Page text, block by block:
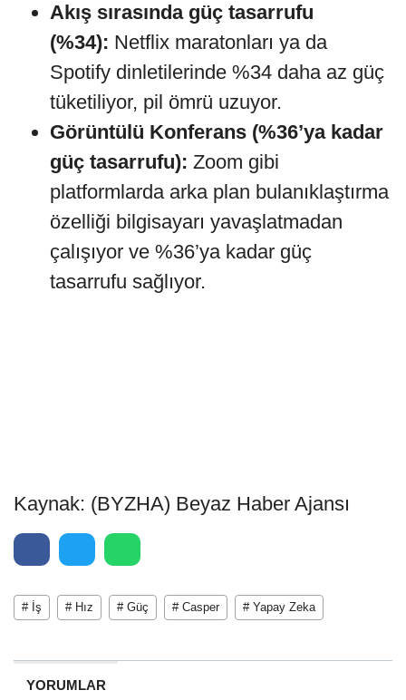
Akış sırasında güç tasarrufu
(%34): Netflix maratonları ya da
Spotify dinletilerinde %34 daha az güç
tüketiliyor, pil ömrü uzuyor.
Görüntülü Konferans (%36’ya kadar
güç tasarrufu): Zoom gibi
platformlarda arka plan bulanıklaştırma
özelliği bilgisayarı yavaşlatmadan
çalışıyor ve %36’ya kadar güç
tasarrufu sağlıyor.
Kaynak: (BYZHA) Beyaz Haber Ajansı
# İş # Hız # Güç # Casper # Yapay Zeka
YORUMLAR